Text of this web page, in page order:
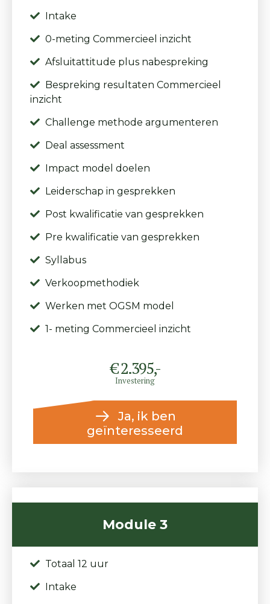
Intake
0-meting Commercieel inzicht
Afsluitattitude plus nabespreking
Bespreking resultaten Commercieel
inzicht
Challenge methode argumenteren
Deal assessment
Impact model doelen
Leiderschap in gesprekken
Post kwalificatie van gesprekken
Pre kwalificatie van gesprekken
Syllabus
Verkoopmethodiek
Werken met OGSM model
1- meting Commercieel inzicht
€ 2.395,-
Investering
Ja, ik ben
geïnteresseerd
Module 3
Totaal 12 uur
Intake